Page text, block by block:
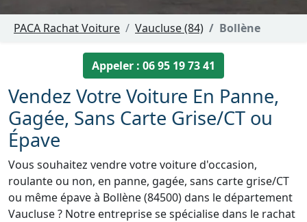
PACA Rachat Voiture Vaucluse (84) Bollène
Appeler : 06 95 19 73 41
Vendez Votre Voiture En Panne,
Gagée, Sans Carte Grise/CT ou
Épave
Vous souhaitez vendre votre voiture d'occasion,
roulante ou non, en panne, gagée, sans carte grise/CT
ou même épave à Bollène (84500) dans le département
Vaucluse ? Notre entreprise se spécialise dans le rachat